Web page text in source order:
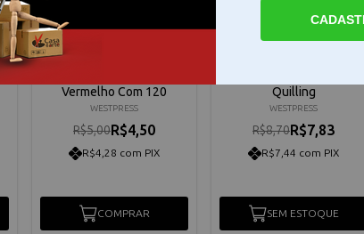
Vermelho Com 120
WESTPRESS
R$5,00R$4,50
R$4,28 com PIX
COMPRAR
Quilling
WESTPRESS
R$8,70R$7,83
R$7,44 com PIX
SEM ESTOQUE